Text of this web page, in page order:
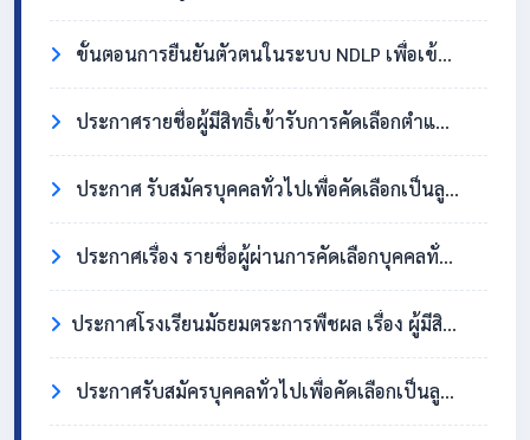
ขั้นตอนการยืนยันตัวตนในระบบ NDLP เพื่อเข้าใช้งาน Chromebook
ประกาศรายชื่อผู้มีสิทธิ์เข้ารับการคัดเลือกตำแหน่งครูอัตราจ้าง วิชาเอกสังคมศึกษา
ประกาศ รับสมัครบุคคลทั่วไปเพื่อคัดเลือกเป็นลูกจ้างชั่วคราว ตำแหน่งครูอัตราจ้าง วิชาเอกสังคมศึกษา
ประกาศเรื่อง รายชื่อผู้ผ่านการคัดเลือกบุคคลทั่วไปเพื่อจ้างเป็นลูกจ้างชั่วคราว ตำแหน่ง แม่บ้าน/นักการภารโรง
​ประกาศโรงเรียนมัธยมตระการพืชผล เรื่อง ผู้มีสิทธิ์เข้ารับการคัดเลือกบุคคลทั่วไปเพื่อจ้างเป็นลูกจ้างชั่วคราว ตำแหน่งแม่บ้าน / นักการภารโรง
ประกาศรับสมัครบุคคลทั่วไปเพื่อคัดเลือกเป็นลูกจ้างชั่วคราว ตำแหน่งแม่บ้าน / นักการภารโรง